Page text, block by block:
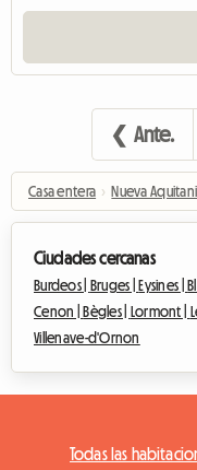
❮ Ante.
Casa entera › Nueva
Ciudades cercanas
Burdeos | Bruges | Eysines |
Cenon |
Bègles | Lormont |
Villenave-d'Ornon
Todas las